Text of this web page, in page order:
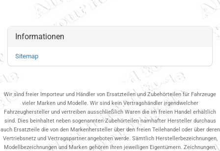
Informationen
Sitemap
Wir sind freier Importeur und Händler von Ersatzteilen und Zubehörteilen für Fahrzeuge
vieler Marken und Modelle. Wir sind kein Vertragshändler irgendwelcher
Fahrzeughersteller und vertreiben ausschließlich Waren die im freien Handel erhältlich
sind. Dies beinhaltet neben sogenannten Zubehörteilen namhafter Hersteller durchaus
auch Ersatzteile die von den Markenhersteller über den freien Teilehandel oder über deren
Vertriebsnetz und Vertragspartner.angeboten werde. Sämtlich Herstellerbezeichnungen,
Modellbezeichnungen und Marken gehören ihren jeweiligen Eigentümern. Zeichnungen,